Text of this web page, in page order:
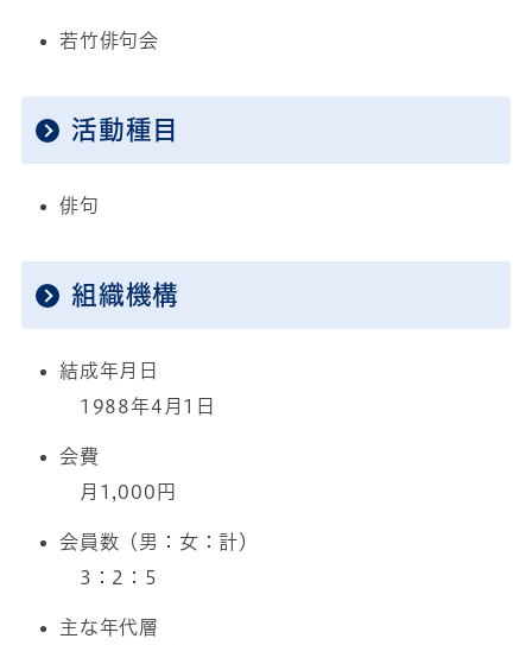
若竹俳句会
活動種目
俳句
組織機構
結成年月日
1988年4月1日
会費
月1,000円
会員数（男：女：計）
3：2：5
主な年代層